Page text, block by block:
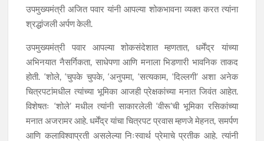
उपमुख्यमंत्री अजित पवार यांनी आपल्या शोकभावना व्यक्त करत त्यांना
श्रद्धांजली अर्पण केली.
उपमुख्यमंत्री पवार आपल्या शोकसंदेशात म्हणतात, धर्मेंद्र यांच्या
अभिनयात नैसर्गिकता, साधेपणा आणि मनाला भिडणारी भावनिक ताकद
होती. ‘शोले, ‘चुपके चुपके, ‘अनुपमा, ‘सत्यकाम, ‘दिल्लगी’ अशा अनेक
चित्रपटांमधील त्यांच्या भूमिका आजही प्रेक्षकांच्या मनात जिवंत आहेत.
विशेषतः ‘शोले’ मधील त्यांनी साकारलेली ‘वीरू’ची भूमिका रसिकांच्या
मनात अजरामर आहे. धर्मेंद्र यांचा चित्रपट प्रवास म्हणजे मेहनत, समर्पण
आणि कलाविश्वाप्रती असलेल्या निःस्वार्थ प्रेमाचे प्रतीक आहे. त्यांनी